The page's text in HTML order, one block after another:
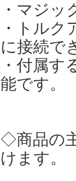
・マジ
・トルク
に接続で
・付属
能です。
◇商品の
けます。